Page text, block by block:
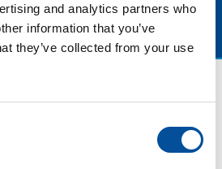
and analytics partners who
information that you’ve
they’ve collected from your use